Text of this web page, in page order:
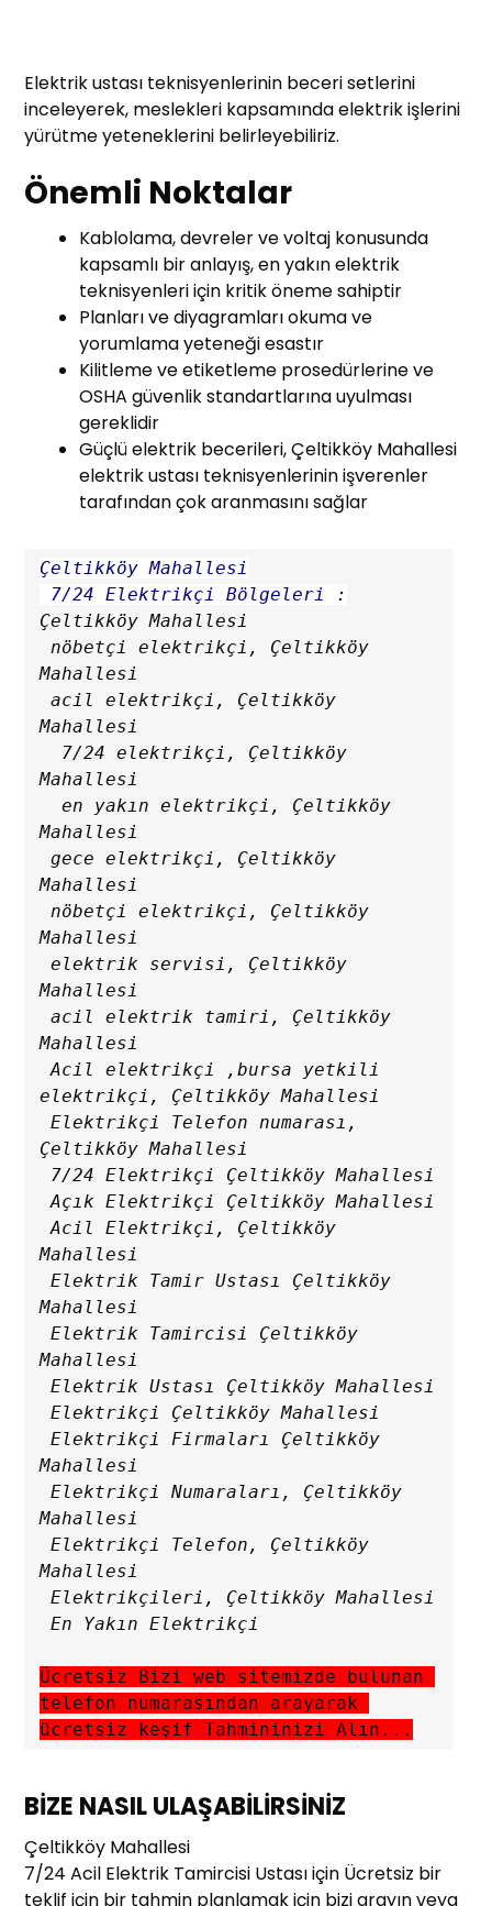
Elektrik ustası teknisyenlerinin beceri setlerini
inceleyerek, meslekleri kapsamında elektrik işlerini
yürütme yeteneklerini belirleyebiliriz.
Önemli Noktalar
Kablolama, devreler ve voltaj konusunda
kapsamlı bir anlayış, en yakın elektrik
teknisyenleri için kritik öneme sahiptir
Planları ve diyagramları okuma ve
yorumlama yeteneği esastır
Kilitleme ve etiketleme prosedürlerine ve
OSHA güvenlik standartlarına uyulması
gereklidir
Güçlü elektrik becerileri, Çeltikköy Mahallesi
elektrik ustası teknisyenlerinin işverenler
tarafından çok aranmasını sağlar
Çeltikköy Mahallesi
7/24 Elektrikçi Bölgeleri
:
Çeltikköy Mahallesi
nöbetçi elektrikçi, Çeltikköy
Mahallesi
acil elektrikçi, Çeltikköy
Mahallesi
7/24 elektrikçi, Çeltikköy
Mahallesi
en yakın elektrikçi, Çeltikköy
Mahallesi
gece elektrikçi, Çeltikköy
Mahallesi
nöbetçi elektrikçi, Çeltikköy
Mahallesi
elektrik servisi, Çeltikköy
Mahallesi
acil elektrik tamiri, Çeltikköy
Mahallesi
Acil elektrikçi ,bursa yetkili
elektrikçi, Çeltikköy Mahallesi
Elektrikçi Telefon numarası,
Çeltikköy Mahallesi
Açık Elektrikçi Çeltikköy Mahallesi
Acil Elektrikçi, Çeltikköy
Mahallesi
Elektrik Tamir Ustası Çeltikköy
Mahallesi
Elektrik Tamircisi Çeltikköy
Mahallesi
Elektrik Ustası Çeltikköy Mahallesi
Elektrikçi Çeltikköy Mahallesi
Elektrikçi Firmaları Çeltikköy
Mahallesi
Elektrikçi Numaraları, Çeltikköy
Mahallesi
Elektrikçi Telefon, Çeltikköy
Mahallesi
Elektrikçileri, Çeltikköy Mahallesi
Ücretsiz Bizi web sitemizde bulunan
telefon numarasından arayarak
ücretsiz keşif Tahmininizi Alın...
BİZE NASIL ULAŞABİLİRSİNİZ
Çeltikköy Mahallesi
7/24 Acil Elektrik Tamircisi Ustası için Ücretsiz bir
teklif için bir tahmin planlamak için bizi arayın veya